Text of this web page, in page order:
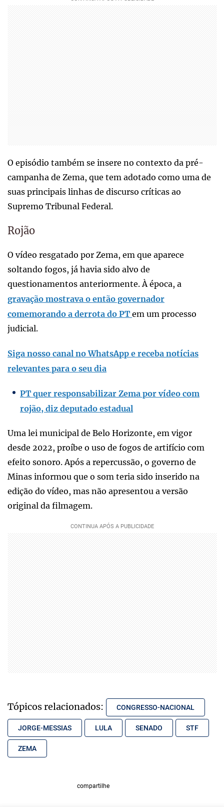
O episódio também se insere no contexto da pré-
campanha de Zema, que tem adotado como uma de
suas principais linhas de discurso críticas ao
Supremo Tribunal Federal.
Rojão
O vídeo resgatado por Zema, em que aparece
soltando fogos, já havia sido alvo de
questionamentos anteriormente. À época, a
gravação mostrava o então governador
comemorando a derrota do PT em um processo
judicial.
Siga nosso canal no WhatsApp e receba notícias
relevantes para o seu dia
PT quer responsabilizar Zema por vídeo com
rojão, diz deputado estadual
Uma lei municipal de Belo Horizonte, em vigor
desde 2022, proíbe o uso de fogos de artifício com
efeito sonoro. Após a repercussão, o governo de
Minas informou que o som teria sido inserido na
edição do vídeo, mas não apresentou a versão
original da filmagem.
Tópicos relacionados: CONGRESSO-NACIONAL
JORGE-MESSIAS LULA SENADO STF
ZEMA
compartilhe